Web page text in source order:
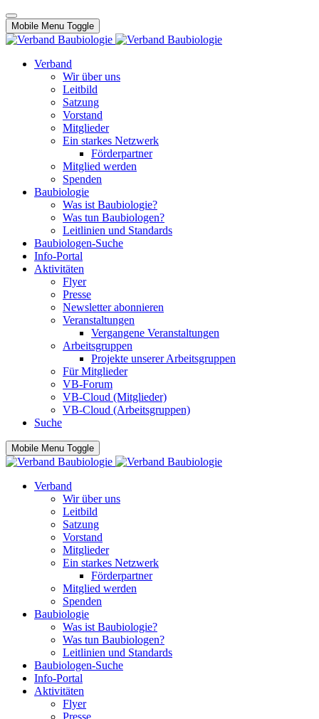
Mobile Menu Toggle
Verband
Wir über uns
Leitbild
Satzung
Vorstand
Mitglieder
Ein starkes Netzwerk
Förderpartner
Mitglied werden
Spenden
Baubiologie
Was ist Baubiologie?
Was tun Baubiologen?
Leitlinien und Standards
Baubiologen-Suche
Info-Portal
Aktivitäten
Flyer
Presse
Newsletter abonnieren
Veranstaltungen
Vergangene Veranstaltungen
Arbeitsgruppen
Projekte unserer Arbeitsgruppen
Für Mitglieder
VB-Forum
VB-Cloud (Mitglieder)
VB-Cloud (Arbeitsgruppen)
Suche
Mobile Menu Toggle
Verband
Wir über uns
Leitbild
Satzung
Vorstand
Mitglieder
Ein starkes Netzwerk
Förderpartner
Mitglied werden
Spenden
Baubiologie
Was ist Baubiologie?
Was tun Baubiologen?
Leitlinien und Standards
Baubiologen-Suche
Info-Portal
Aktivitäten
Flyer
Presse